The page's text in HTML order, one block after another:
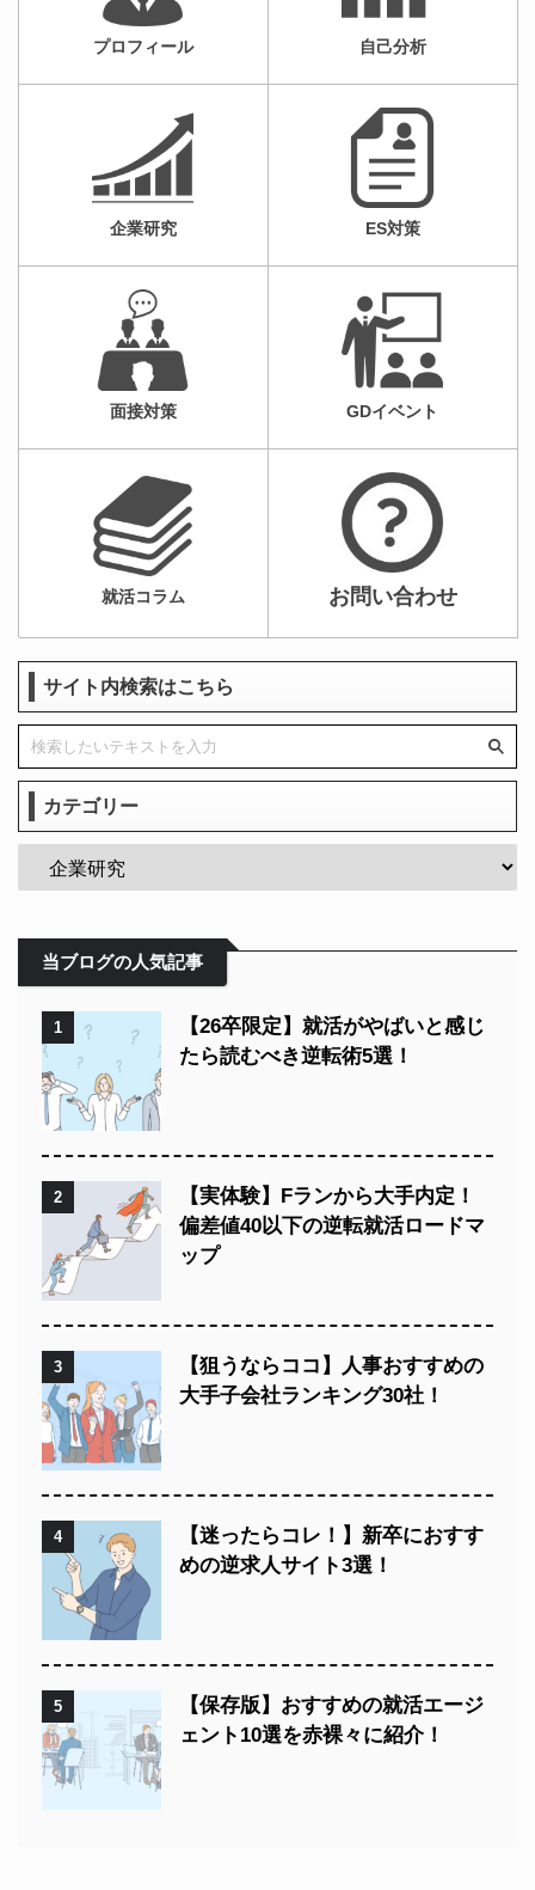
プロフィール 自己分析
企業研究 ES対策
面接対策 GDイベント
就活コラム お問い合わせ
サイト内検索はこちら
カテゴリー
当ブログの人気記事
1
【26卒限定】就活がやばいと感じ
たら読むべき逆転術5選！
2
【実体験】Fランから大手内定！
偏差値40以下の逆転就活ロードマ
ップ
3
【狙うならココ】人事おすすめの
大手子会社ランキング30社！
4
【迷ったらコレ！】新卒におすす
めの逆求人サイト3選！
5
【保存版】おすすめの就活エージ
ェント10選を赤裸々に紹介！